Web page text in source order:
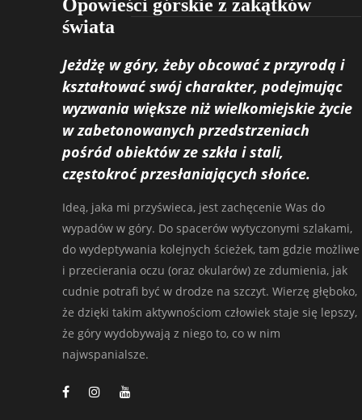
Opowieści górskie z zakątków
świata
Jeżdżę w góry, żeby obcować z przyrodą i
kształtować swój charakter, podejmując
wyzwania większe niż wielkomiejskie życie
w zabetonowanych przedstrzeniach
pośród obiektów ze szkła i stali,
częstokroć przesłaniających słońce.
Ideą, jaka mi przyświeca, jest zachęcenie Was do
wypadów w góry. Do spacerów wytyczonymi szlakami,
do wydeptywania kolejnych ścieżek, tam gdzie możliwe
i przecierania oczu (oraz okularów) ze zdumienia, jak
cudnie potrafi być w drodze na szczyt. Wierzę głęboko,
że dzięki takim aktywnościom człowiek staje się lepszy,
że góry wydobywają z niego to, co w nim
najwspanialsze.